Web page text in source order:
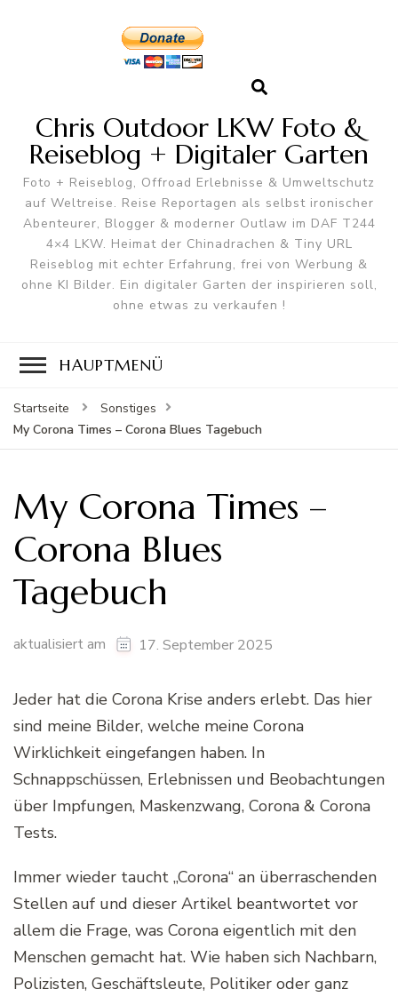
Chris Outdoor LKW Foto &
Reiseblog + Digitaler Garten
Foto + Reiseblog, Offroad Erlebnisse & Umweltschutz
auf Weltreise. Reise Reportagen als selbst ironischer
Abenteurer, Blogger & moderner Outlaw im DAF T244
4×4 LKW. Heimat der Chinadrachen & Tiny URL
Reiseblog mit echter Erfahrung, frei von Werbung &
ohne KI Bilder. Ein digitaler Garten der inspirieren soll,
ohne etwas zu verkaufen !
HAUPTMENÜ
Startseite
Sonstiges
My Corona Times – Corona Blues Tagebuch
My Corona Times –
Corona Blues
Tagebuch
aktualisiert am 17. September 2025
Jeder hat die Corona Krise anders erlebt. Das hier
sind meine Bilder, welche meine Corona
Wirklichkeit eingefangen haben. In
Schnappschüssen, Erlebnissen und Beobachtungen
über Impfungen, Maskenzwang, Corona & Corona
Tests.
Immer wieder taucht „Corona“ an überraschenden
Stellen auf und dieser Artikel beantwortet vor
allem die Frage, was Corona eigentlich mit den
Menschen gemacht hat. Wie haben sich Nachbarn,
Polizisten, Geschäftsleute, Politiker oder ganz